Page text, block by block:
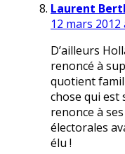
Laurent
12 mars 2012
D’ailleurs
renoncé à
quotient
chose qui est
renonce à
électorales
élu !